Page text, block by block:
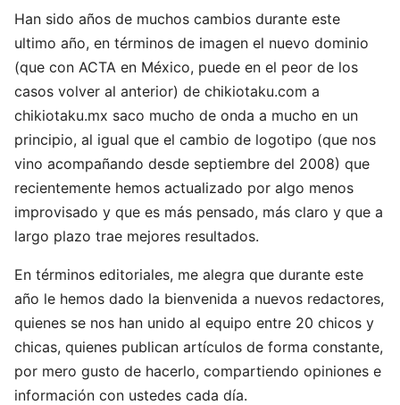
Han sido años de muchos cambios durante este
ultimo año, en términos de imagen el nuevo dominio
(que con ACTA en México, puede en el peor de los
casos volver al anterior) de chikiotaku.com a
chikiotaku.mx saco mucho de onda a mucho en un
principio, al igual que el cambio de logotipo (que nos
vino acompañando desde septiembre del 2008) que
recientemente hemos actualizado por algo menos
improvisado y que es más pensado, más claro y que a
largo plazo trae mejores resultados.
En términos editoriales, me alegra que durante este
año le hemos dado la bienvenida a nuevos redactores,
quienes se nos han unido al equipo entre 20 chicos y
chicas, quienes publican artículos de forma constante,
por mero gusto de hacerlo, compartiendo opiniones e
información con ustedes cada día.